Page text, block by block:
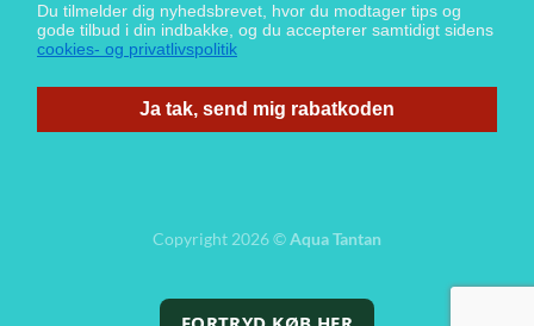
Du tilmelder dig nyhedsbrevet, hvor du modtager tips og
gode tilbud i din indbakke, og du accepterer samtidigt sidens
cookies- og privatlivspolitik
Ja tak, send mig rabatkoden
Copyright 2026 ©Aqua Tantan